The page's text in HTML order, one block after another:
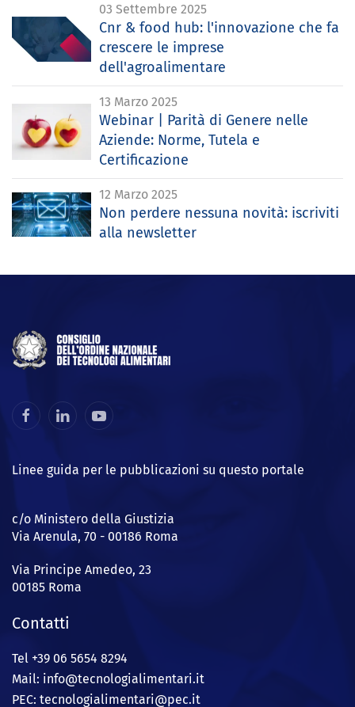
03 Settembre 2025
Cnr & food hub: l'innovazione che fa
crescere le imprese
dell'agroalimentare
13 Marzo 2025
Webinar | Parità di Genere nelle
Aziende: Norme, Tutela e
Certificazione
12 Marzo 2025
Non perdere nessuna novità: iscriviti
alla newsletter
Linee guida per le pubblicazioni su questo portale
c/o Ministero della Giustizia
Via Arenula, 70 - 00186 Roma
Via Principe Amedeo, 23
00185 Roma
Contatti
Tel +39 06 5654 8294
Mail: info@tecnologialimentari.it
PEC: tecnologialimentari@pec.it